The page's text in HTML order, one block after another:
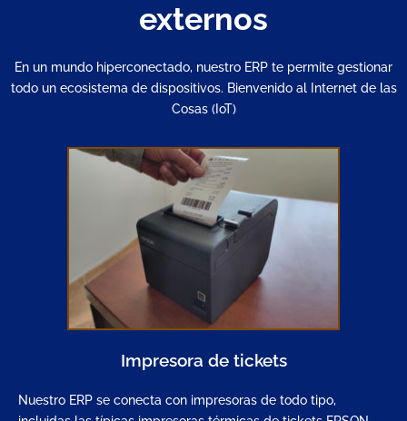
externos
En un mundo hiperconectado, nuestro ERP te permite gestionar
todo un ecosistema de dispositivos. Bienvenido al Internet de las
Cosas (IoT)
Impresora de tickets
Nuestro ERP se conecta con impresoras de todo tipo,